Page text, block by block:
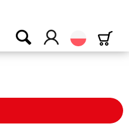
Polski